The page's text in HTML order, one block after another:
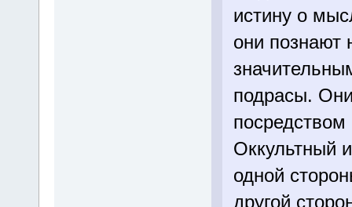
истину о
они познают
подрасы.
Оккультный
одной
другой